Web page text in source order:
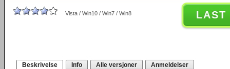
Vista / Win10 / Win7 / Win8 LAST
Beskrivelse Info Alle versjoner Anmeldelser